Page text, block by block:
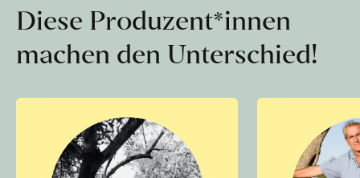
Diese Produzent*innen
machen den Unterschied!